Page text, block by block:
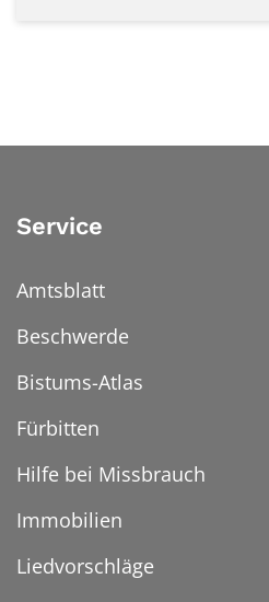
Service
Amtsblatt
Beschwerde
Bistums-Atlas
Fürbitten
Hilfe bei Missbrauch
Immobilien
Liedvorschläge